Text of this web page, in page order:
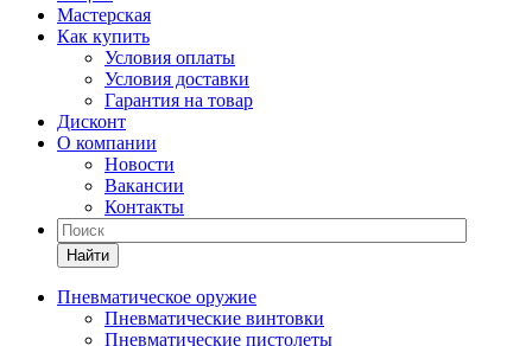
Мастерская
Как купить
Условия оплаты
Условия доставки
Гарантия на товар
Дисконт
О компании
Новости
Вакансии
Контакты
Найти
Пневматическое оружие
Пневматические винтовки
Пневматические пистолеты